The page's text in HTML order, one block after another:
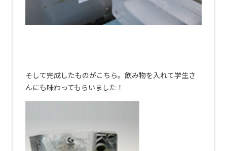
そして完成したものがこちら。飲み物を入れて学生さ
んにも味わってもらいました！